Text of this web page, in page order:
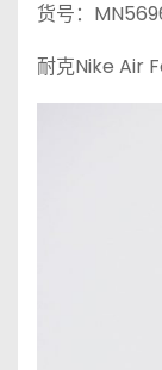
货号：
耐克Nike Air